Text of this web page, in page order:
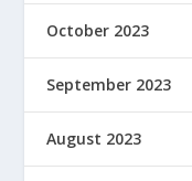
October 2023
September 2023
August 2023